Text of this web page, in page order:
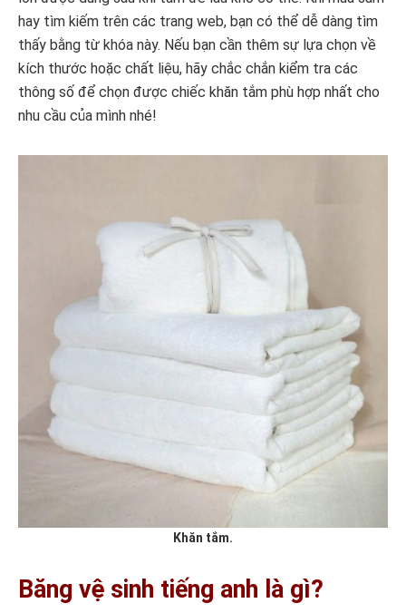
hay tìm kiếm trên các trang web, bạn có thể dễ dàng tìm
thấy bằng từ khóa này. Nếu bạn cần thêm sự lựa chọn về
kích thước hoặc chất liệu, hãy chắc chắn kiểm tra các
thông số để chọn được chiếc khăn tắm phù hợp nhất cho
nhu cầu của mình nhé!
Khăn tắm.
Băng vệ sinh tiếng anh là gì?